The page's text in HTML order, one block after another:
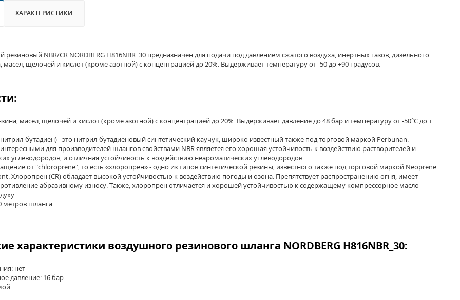
ХАРАКТЕРИСТИКИ
NBR/CR NORDBERG H816NBR_30 предназначен для подачи под давлением сжатого воздуха, инертных газов, дизельного
масел, щелочей и кислот (кроме азотной) с концентрацией до 20%. Выдерживает температуру от -50 до +90 градусов.
масел, щелочей и кислот (кроме азотной) с концентрацией до 20%. Выдерживает давление до 48 бар и температуру от -50°C до +
бутадиен) - это нитрил-бутадиеновый синтетический каучук, широко известный также под торговой маркой Perbunan.
для производителей шлангов свойствами NBR является его хорошая устойчивость к воздействию растворителей и
углеводородов, и отличная устойчивость к воздействию неароматических углеводородов.
от "chloroprene", то есть «хлоропрен» - одно из типов синтетической резины, известного также под торговой маркой Neoprene
Хлоропрен (CR) обладает высокой устойчивостью к воздействию погоды и озона. Препятствует распространению огня, имеет
абразивному износу. Также, хлоропрен отличается и хорошей устойчивостью к содержащему компрессорное масло
метров шланга
характеристики воздушного резинового шланга NORDBERG H816NBR_30:
нет
давление: 16 бар